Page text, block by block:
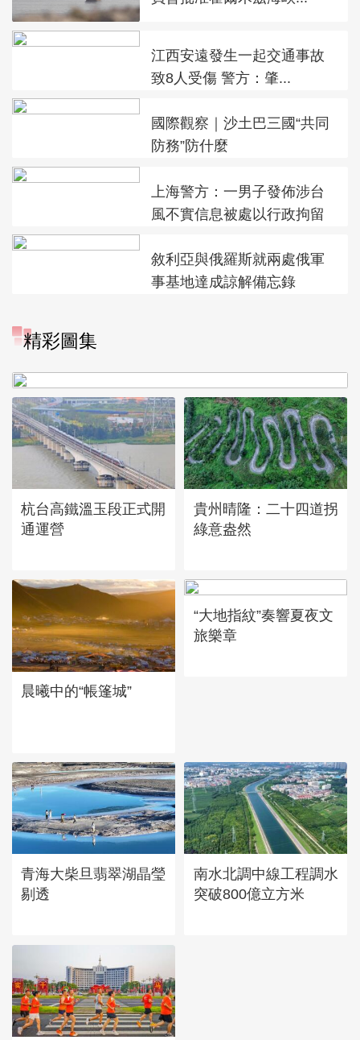
江西安遠發生一起交通事故
致8人受傷 警方：肇...
國際觀察｜沙土巴三國“共同
防務”防什麼
上海警方：一男子發佈涉台
風不實信息被處以行政拘留
敘利亞與俄羅斯就兩處俄軍
事基地達成諒解備忘錄
精彩圖集
廣西昭平: 高山秋茶採摘忙
杭台高鐵溫玉段正式開
通運營
貴州晴隆：二十四道拐
綠意盎然
晨曦中的“帳篷城”
“大地指紋”奏響夏夜文
旅樂章
青海大柴旦翡翠湖晶瑩
剔透
南水北調中線工程調水
突破800億立方米